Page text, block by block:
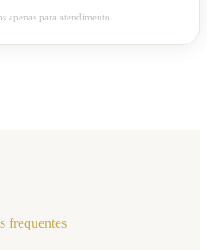
apenas para atendimento
frequentes